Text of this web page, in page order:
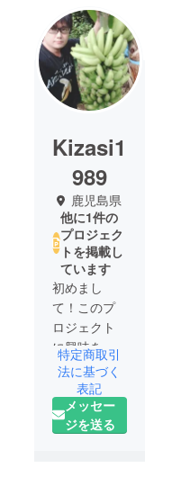
Kizasi1
989
鹿児島県
他に1件の
プロジェク
トを掲載し
ています
初めまし
て！このプ
ロジェクト
に興味を
持って頂け
て大変うれ
しく思いま
す。
特定商取引
法に基づく
表記
メッセー
ジを送る